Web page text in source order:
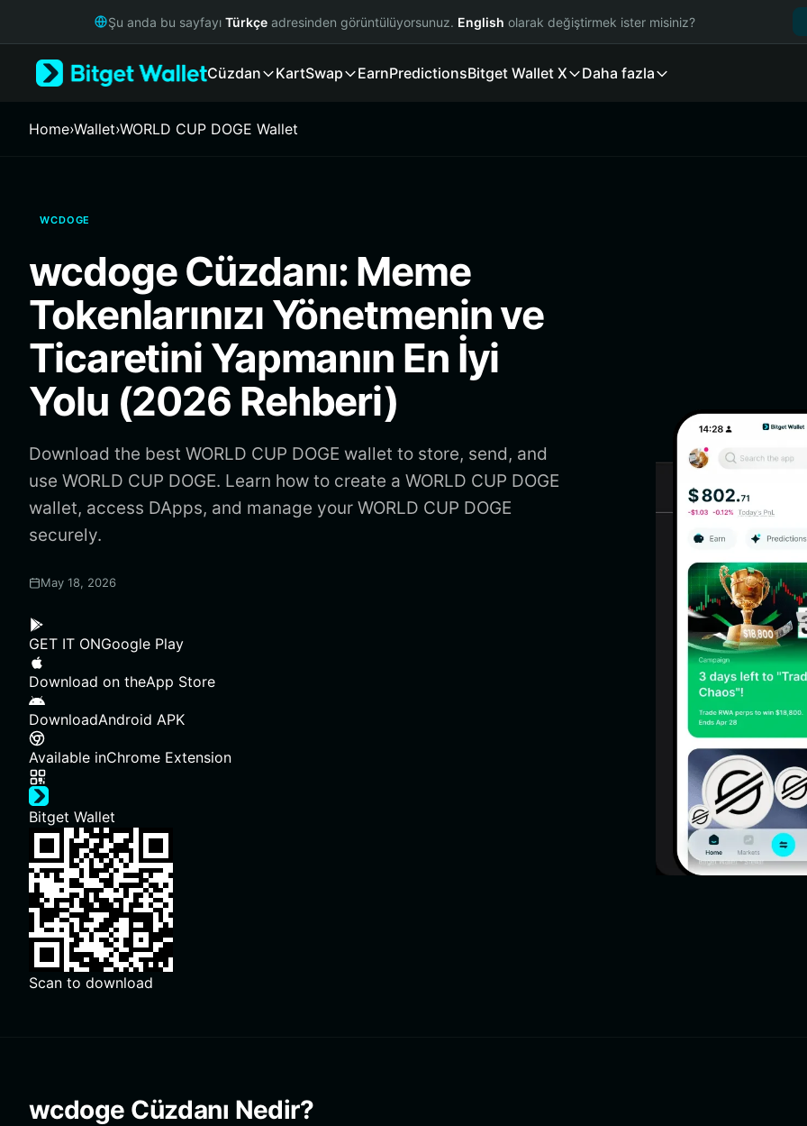
Русский
Italiano
繁體中文
Bahasa Indonesia
ภาษาไทย
Português (Brasil)
Español (Argentina)
Şu anda bu sayfayı Türkçe adresinden görüntülüyorsunuz. English olarak değiştirmek ister misiniz?
Cüzdan KartSwap EarnPredictionsBitget Wallet X Daha fazla
Home›Wallet›WORLD CUP DOGE Wallet
WCDOGE
wcdoge Cüzdanı: Meme
Tokenlarınızı Yönetmenin ve
Ticaretini Yapmanın En İyi
Yolu (2026 Rehberi)
Download the best WORLD CUP DOGE wallet to store, send, and
use WORLD CUP DOGE. Learn how to create a WORLD CUP DOGE
wallet, access DApps, and manage your WORLD CUP DOGE
securely.
May 18, 2026
GET IT ONGoogle Play
Download on theApp Store
DownloadAndroid APK
Available inChrome Extension
Bitget Wallet
Scan to download
wcdoge Cüzdanı Nedir?